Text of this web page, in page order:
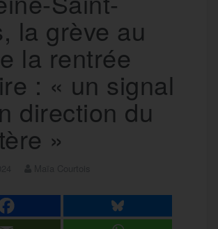
la grève au
la rentrée
: « un signal
direction du
»